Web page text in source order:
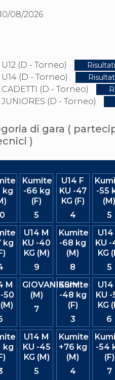
Attività
MGA
del sito
Accept
formativo
08/2026
KUMITE U12 (D - Torneo) Risultati
(D - Torneo)
(D - Torneo)
(D - Torneo)
di gara (
)
kg
Kumite
-66 kg
(F)
5
U14 F
KU -47
KG (F)
4
-55
5
kg
U14 M
KU -40
KG (M)
9
Kumite
-68 kg
(M)
8
U14
KU
KG
5
M
50
GIOVANISSIMI
(M)
7
Kumite
-48 kg
(F)
3
U14
KU -
KG
6
kg
U14 M
KU -45
KG (M)
5
Kumite
+76 kg
(M)
4
-54
(F)
7